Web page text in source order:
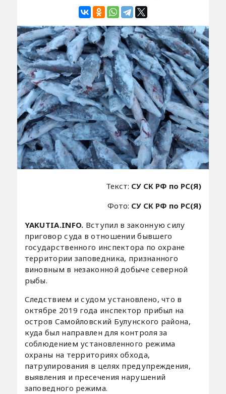
Текст: СУ СК РФ по РС(Я)
Фото: СУ СК РФ по РС(Я)
YAKUTIA.INFO. Вступил в законную силу
приговор суда в отношении бывшего
государственного инспектора по охране
территории заповедника, признанного
виновным в незаконной добыче северной
рыбы.
Следствием и судом установлено, что в
октябре 2019 года инспектор прибыл на
остров Самойловский Булунского района,
куда был направлен для контроля за
соблюдением установленного режима
охраны на территориях обхода,
патрулирования в целях предупреждения,
выявления и пресечения нарушений
заповедного режима.